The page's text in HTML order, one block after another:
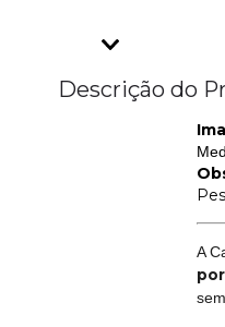
Descrição do
A